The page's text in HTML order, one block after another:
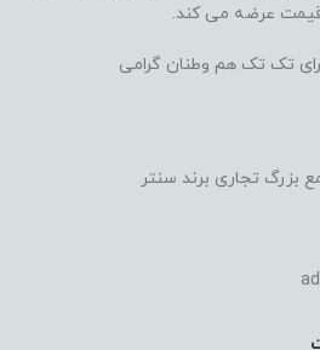
قیمت عرضه می کند.
تک تک هم وطنان گرامی
بزرگ تجاری برند سنتر